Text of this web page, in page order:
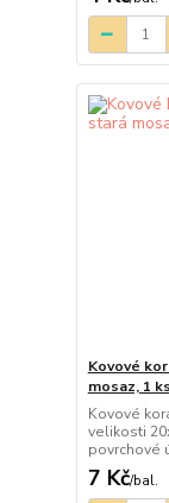
Kovové
mosaz, 1 ks
Kovové
velikosti
povrchové
7 Kč/bal.